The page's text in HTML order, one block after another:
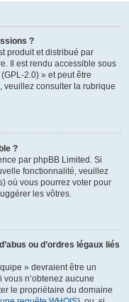
?
produit et distribué par
Il est rendu accessible sous
2.0) » et peut être
veuillez consulter la rubrique
?
par phpBB Limited. Si
fonctionnalité, veuillez
où vous pourrez voter pour
les vôtres.
ou d’ordres légaux liés
» devraient être un
n’obtenez aucune
le propriétaire du domaine